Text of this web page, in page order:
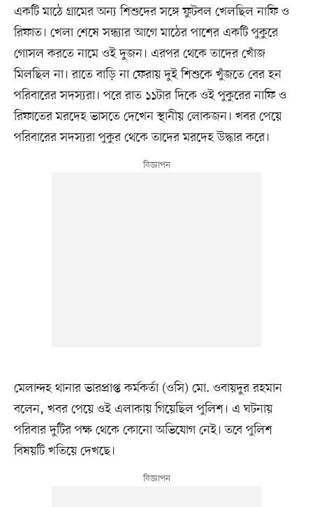
একটি মাঠে গ্রামের অন্য শিশুদের সঙ্গে ফুটবল খেলছিল নাফি ও
রিফাত। খেলা শেষে সন্ধ্যার আগে মাঠের পাশের একটি পুকুরে
গোসল করতে নামে ওই দুজন। এরপর থেকে তাদের খোঁজ
মিলছিল না। রাতে বাড়ি না ফেরায় দুই শিশুকে খুঁজতে বের হন
পরিবারের সদস্যরা। পরে রাত ১১টার দিকে ওই পুকুরের নাফি ও
রিফাতের মরদেহ ভাসতে দেখেন স্থানীয় লোকজন। খবর পেয়ে
পরিবারের সদস্যরা পুকুর থেকে তাদের মরদেহ উদ্ধার করে।
মেলান্দহ থানার ভারপ্রাপ্ত কর্মকর্তা (ওসি) মো. ওবায়দুর রহমান
বলেন, খবর পেয়ে ওই এলাকায় গিয়েছিল পুলিশ। এ ঘটনায়
পরিবার দুটির পক্ষ থেকে কোনো অভিযোগ নেই। তবে পুলিশ
বিষয়টি খতিয়ে দেখছে।